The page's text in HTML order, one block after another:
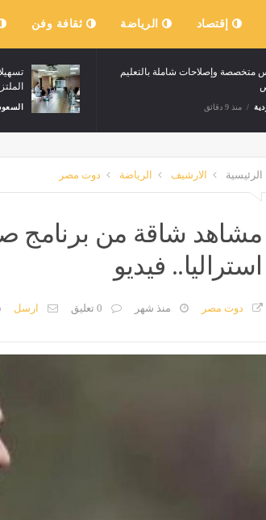
إقتصاد الرياضة ثقافة وفن
مدارس
الخاص
السعودية
بي سي»: اتفاق وشيك بين عُمان
هرمز
منذ 9 دقائق
الرئيسية الارشيف الرياضة دوت مصر
مشاهد شاقة من برنامج
استراليا.. فيديو
دوت مصر منذ شهر 0 تعليق ارسل